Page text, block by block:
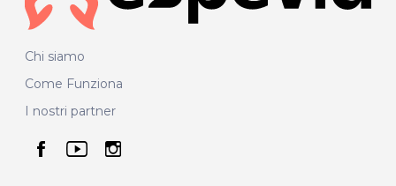
Chi siamo
Come Funziona
I nostri partner
seguici su facebook
seguici su youtube
seguici su instagram